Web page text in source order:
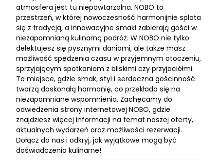
atmosfera jest tu niepowtarzalna. NOBO to
przestrzeń, w której nowoczesność harmonijnie splata
się z tradycją, a innowacyjne smaki zabierają gości w
niezapomnianą kulinarną podróż. W NOBO nie tylko
delektujesz się pysznymi daniami, ale także masz
możliwość spędzenia czasu w przyjemnym otoczeniu,
sprzyjającym spotkaniom z bliskimi czy przyjaciółmi.
To miejsce, gdzie smak, styl i serdeczna gościnność
tworzą doskonałą harmonię, co przekłada się na
niezapomniane wspomnienia. Zachęcamy do
odwiedzenia strony internetowej NOBO, gdzie
znajdziesz więcej informacji na temat naszej oferty,
aktualnych wydarzeń oraz możliwości rezerwacji.
Dołącz do nas i odkryj, jak wyjątkowe mogą być
doświadczenia kulinarne!